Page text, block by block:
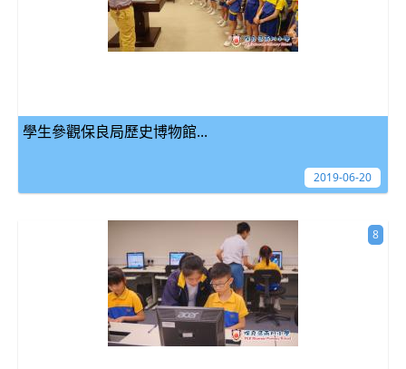
學生參觀保良局歷史博物館...
2019-06-20
8